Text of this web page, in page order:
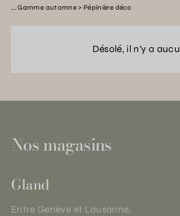
Gamme automne Pépinière déco
Désolé, il n'y a
Nos magasins
Gland
Entre Genève et Lausanne,